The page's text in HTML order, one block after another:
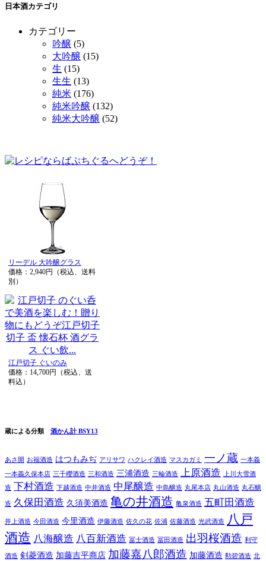
日本酒カテゴリ
カテゴリー
吟醸 (5)
大吟醸 (15)
生 (15)
生生 (13)
純米 (176)
純米吟醸 (132)
純米大吟醸 (52)
リーデル 大吟醸グラス
価格：2,940円（税込、送料
別）
江戸切子 ぐいのみ
価格：14,700円（税込、送
料込）
蔵による分類 酒かん計 BSY13
あさ開 お福酒造 はつもみぢ アリサワ ハクレイ酒造 マスカガミ 一ノ蔵 一本義
一本義久保本店 三千櫻酒造 三和酒造 三浦酒造 三輪酒造 上原酒造 上川大雪酒
造 下村酒造 下越酒造 中井酒造 中尾醸造 中島醸造 丸尾本店 丸山酒造 丸石醸
造 久保田酒造 久須美酒造 亀の井酒造 亀泉酒造 五町田酒造
井上酒造 今田酒造 今里酒造 伊藤酒造 佐久の花 佐浦 佐藤酒造 光武酒造
八戸
酒造 八海醸造 八百新酒造 冨士酒造 冨田酒造 出羽桜酒造 利守
酒造 剣菱酒造 加藤吉平商店 加藤嘉八郎酒造 加藤酒造 勲碧酒造 北